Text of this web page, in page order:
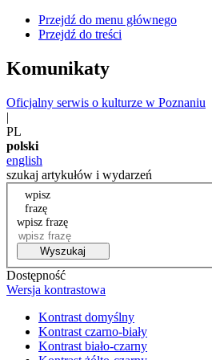
Przejdź do menu głównego
Przejdź do treści
Komunikaty
Oficjalny serwis o kulturze w Poznaniu
|
PL
polski
english
szukaj artykułów i wydarzeń
wpisz
frazę
wpisz frazę
Wyszukaj
Dostępność
Wersja kontrastowa
Kontrast domyślny
Kontrast czarno-biały
Kontrast biało-czarny